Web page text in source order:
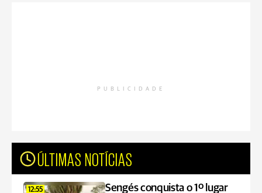
PUBLICIDADE
ÚLTIMAS NOTÍCIAS
12:55 Sengés conquista o 1º lugar